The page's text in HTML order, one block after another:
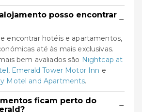
posso encontrar −
encontrar hotéis e apartamentos,
até às mais exclusivas.
bem avaliados são Nightcap at
, Emerald Tower Motor Inn e
Motel and Apartments.
ficam perto do
−